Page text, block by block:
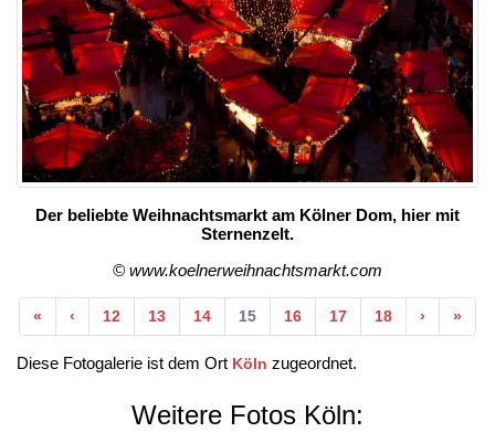
Der beliebte Weihnachtsmarkt am Kölner Dom, hier mit
Sternenzelt.
© www.koelnerweihnachtsmarkt.com
« Anfang
‹ Vorherige
12 13 14 15 16 17 18 › Nächste
»
Diese Fotogalerie ist dem Ort Köln zugeordnet.
Weitere Fotos Köln: